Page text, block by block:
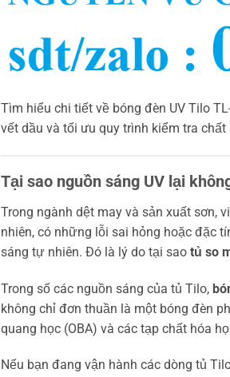
Tìm hiểu chi tiết về bóng đèn UV Tilo
vết dầu và tối ưu quy trình kiểm tra
Tại sao nguồn sáng UV lại
Trong ngành dệt may và sản xuất sơn,
nhiên, có những lỗi sai hỏng hoặc đặc
sáng tự nhiên. Đó là lý do tại sao tủ so
Trong số các nguồn sáng của tủ Tilo,
không chỉ đơn thuần là một bóng đèn
quang học (OBA) và các tạp chất hóa
Nếu bạn đang vận hành các dòng tủ